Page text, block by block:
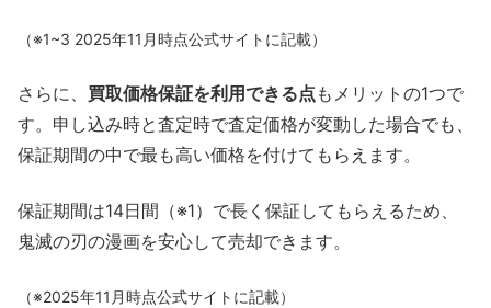
（※1~3 2025年11月時点公式サイトに記載）
さらに、 買取価格保証を利用できる点 もメリットの1つで
す。申し込み時と査定時で査定価格が変動した場合でも、
保証期間の中で最も高い価格を付けてもらえます。
保証期間は14日間（※1）で長く保証してもらえるため、
鬼滅の刃の漫画を安心して売却できます。
（※2025年11月時点公式サイトに記載）